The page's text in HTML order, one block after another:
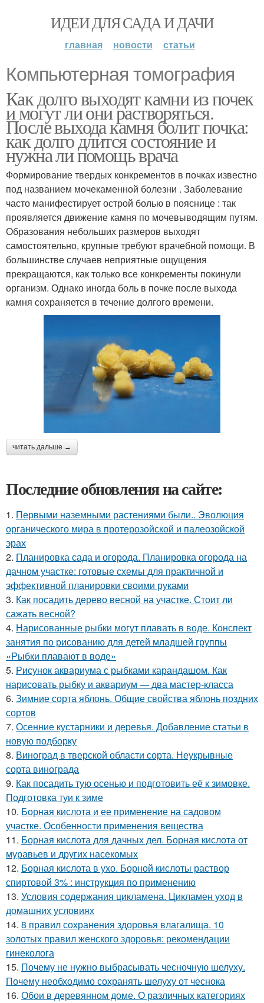
ИДЕИ ДЛЯ САДА И ДАЧИ
главная новости статьи
Компьютерная томография
Как долго выходят камни из почек
и могут ли они растворяться.
После выхода камня болит почка:
как долго длится состояние и
нужна ли помощь врача
Формирование твердых конкрементов в почках известно
под названием мочекаменной болезни . Заболевание
часто манифестирует острой болью в пояснице : так
проявляется движение камня по мочевыводящим путям.
Образования небольших размеров выходят
самостоятельно, крупные требуют врачебной помощи. В
большинстве случаев неприятные ощущения
прекращаются, как только все конкременты покинули
организм. Однако иногда боль в почке после выхода
камня сохраняется в течение долгого времени.
читать дальше →
Последние обновления на сайте:
1. Первыми наземными растениями были.. Эволюция
органического мира в протерозойской и палеозойской
эрах
2. Планировка сада и огорода. Планировка огорода на
дачном участке: готовые схемы для практичной и
эффективной планировки своими руками
3. Как посадить дерево весной на участке. Стоит ли
сажать весной?
4. Нарисованные рыбки могут плавать в воде. Конспект
занятия по рисованию для детей младшей группы
«Рыбки плавают в воде»
5. Рисунок аквариума с рыбками карандашом. Как
нарисовать рыбку и аквариум — два мастер-класса
6. Зимние сорта яблонь. Общие свойства яблонь поздних
сортов
7. Осенние кустарники и деревья. Добавление статьи в
новую подборку
8. Виноград в тверской области сорта. Неукрывные
сорта винограда
9. Как посадить тую осенью и подготовить её к зимовке.
Подготовка туи к зиме
10. Борная кислота и ее применение на садовом
участке. Особенности применения вещества
11. Борная кислота для дачных дел. Борная кислота от
муравьев и других насекомых
12. Борная кислота в ухо. Борной кислоты раствор
спиртовой 3% : инструкция по применению
13. Условия содержания цикламена. Цикламен уход в
домашних условиях
14. 8 правил сохранения здоровья влагалища. 10
золотых правил женского здоровья: рекомендации
гинеколога
15. Почему не нужно выбрасывать чесночную шелуху.
Почему необходимо сохранять шелуху от чеснока
16. Обои в деревянном доме. О различных категориях